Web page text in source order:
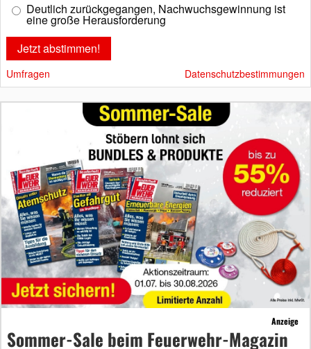
Deutlich zurückgegangen, Nachwuchsgewinnung ist
eine große Herausforderung
Umfragen Datenschutzbestimmungen
Anzeige
Sommer-Sale beim Feuerwehr-Magazin